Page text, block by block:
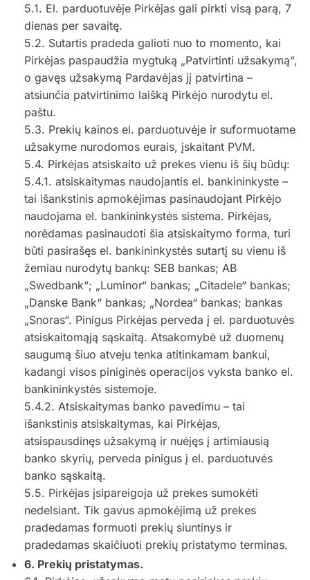
5.1. El. parduotuvėje Pirkėjas gali pirkti visą parą, 7
dienas per savaitę.
5.2. Sutartis pradeda galioti nuo to momento, kai
Pirkėjas paspaudžia mygtuką „Patvirtinti užsakymą“,
o gavęs užsakymą Pardavėjas jį patvirtina –
atsiunčia patvirtinimo laišką Pirkėjo nurodytu el.
paštu.
5.3. Prekių kainos el. parduotuvėje ir suformuotame
užsakyme nurodomos eurais, įskaitant PVM.
5.4. Pirkėjas atsiskaito už prekes vienu iš šių būdų:
5.4.1. atsiskaitymas naudojantis el. bankininkyste –
tai išankstinis apmokėjimas pasinaudojant Pirkėjo
naudojama el. bankininkystės sistema. Pirkėjas,
norėdamas pasinaudoti šia atsiskaitymo forma, turi
būti pasirašęs el. bankininkystės sutartį su vienu iš
žemiau nurodytų bankų: SEB bankas; AB
„Swedbank“; „Luminor“ bankas; „Citadele“ bankas;
„Danske Bank“ bankas; „Nordea“ bankas; bankas
„Snoras“. Pinigus Pirkėjas perveda į el. parduotuvės
atsiskaitomąją sąskaitą. Atsakomybė už duomenų
saugumą šiuo atveju tenka atitinkamam bankui,
kadangi visos piniginės operacijos vyksta banko el.
bankininkystės sistemoje.
5.4.2. Atsiskaitymas banko pavedimu – tai
išankstinis atsiskaitymas, kai Pirkėjas,
atsispausdinęs užsakymą ir nuėjęs į artimiausią
banko skyrių, perveda pinigus į el. parduotuvės
banko sąskaitą.
5.5. Pirkėjas įsipareigoja už prekes sumokėti
nedelsiant. Tik gavus apmokėjimą už prekes
pradedamas formuoti prekių siuntinys ir
pradedamas skaičiuoti prekių pristatymo terminas.
6. Prekių pristatymas.